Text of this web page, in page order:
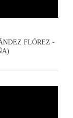
FLÓREZ -